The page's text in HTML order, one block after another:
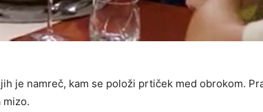
je namreč, kam se položi prtiček med obrokom.
mizo.